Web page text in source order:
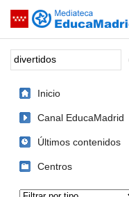
Saltar navegación
Palabra o frase:
Inicio
Canal EducaMadrid
Últimos contenidos
Centros